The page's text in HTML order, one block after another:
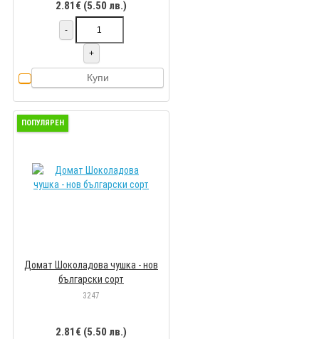
2.81€ (5.50 лв.)
-
+
Купи
ПОПУЛЯРЕН
Домат Шоколадова чушка - нов
български сорт
3247
2.81€ (5.50 лв.)